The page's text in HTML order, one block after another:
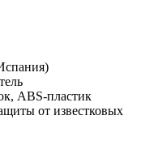
ABS-пластик
от известковых